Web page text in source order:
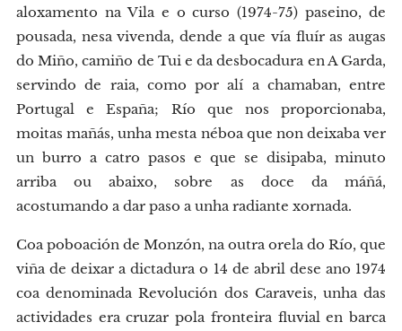
aloxamento na Vila e o curso (1974-75) paseino, de
pousada, nesa vivenda, dende a que vía fluír as augas
do Miño, camiño de Tui e da desbocadura en A Garda,
servindo de raia, como por alí a chamaban, entre
Portugal e España; Río que nos proporcionaba,
moitas mañás, unha mesta néboa que non deixaba ver
un burro a catro pasos e que se disipaba, minuto
arriba ou abaixo, sobre as doce da máñá,
acostumando a dar paso a unha radiante xornada.
Coa poboación de Monzón, na outra orela do Río, que
viña de deixar a dictadura o 14 de abril dese ano 1974
coa denominada Revolución dos Caraveis, unha das
actividades era cruzar pola fronteira fluvial en barca